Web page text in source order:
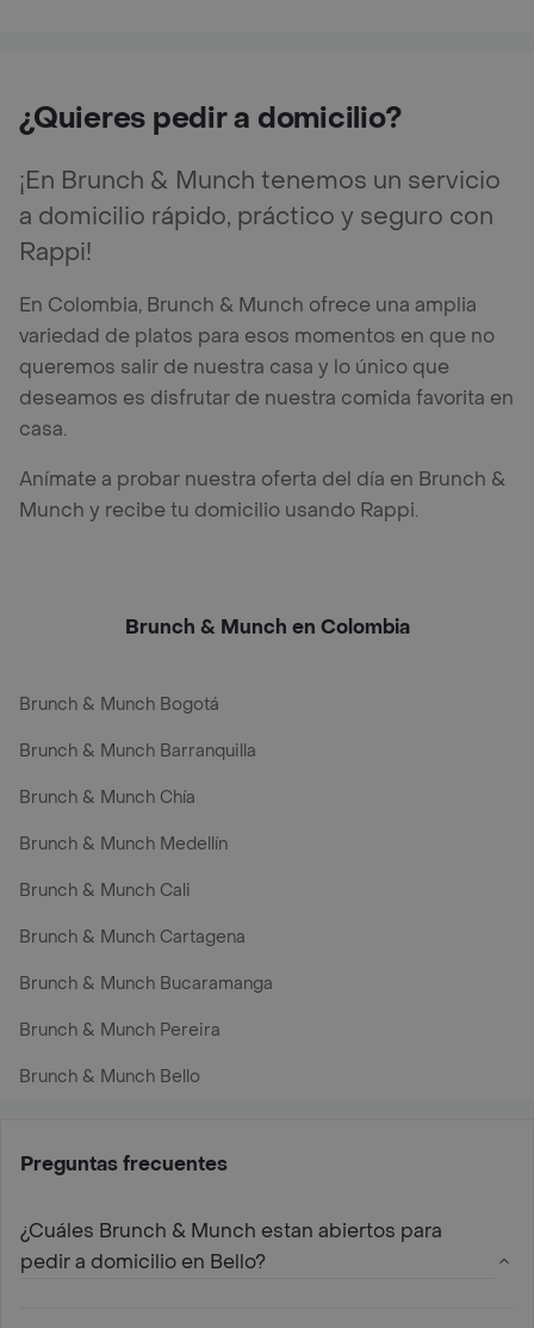
¿Quieres pedir a domicilio?
¡En Brunch & Munch tenemos un servicio
a domicilio rápido, práctico y seguro con
Rappi!
En Colombia, Brunch & Munch ofrece una amplia
variedad de platos para esos momentos en que no
queremos salir de nuestra casa y lo único que
deseamos es disfrutar de nuestra comida favorita en
casa.
Anímate a probar nuestra oferta del día en Brunch &
Munch y recibe tu domicilio usando Rappi.
Brunch & Munch en Colombia
Brunch & Munch Bogotá
Brunch & Munch Barranquilla
Brunch & Munch Chía
Brunch & Munch Medellín
Brunch & Munch Cali
Brunch & Munch Cartagena
Brunch & Munch Bucaramanga
Brunch & Munch Pereira
Brunch & Munch Bello
Preguntas frecuentes
¿Cuáles Brunch & Munch estan abiertos para
pedir a domicilio en Bello?